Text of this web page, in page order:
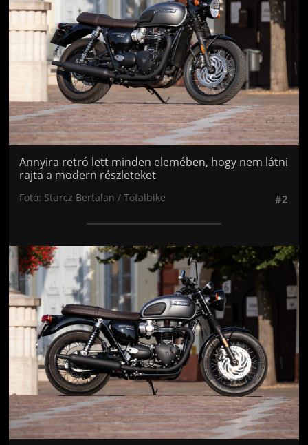
Annyira retró lett minden elemében, hogy nem látni
rajta a modern részleteket
Fotó: Sturcz Bertalan / Totalbike #2
Jön még kép!